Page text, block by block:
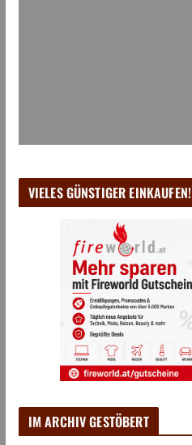
VIELES GÜNSTIGER EINKAUFEN!
IM ARCHIV GESTÖBERT